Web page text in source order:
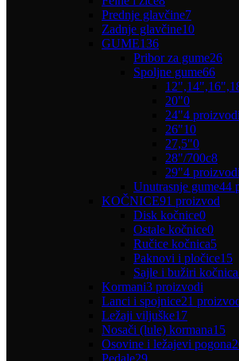
Prednje glavčine7
Zadnje glavčine10
GUME136
Pribor za gume26
Spoljne gume66
20"0
24"4 proizvodi
26"10
27,5"0
28"/700c8
29"4 proizvodi
Unutrasnje gume44
KOČNICE91 proizvod
Disk kočnice0
Ostale kočnice0
Ručice kočnica5
Paknovi i pločice15
Sajle i bužiri kočnica
Kormani3 proizvodi
Lanci i spojnice21
Ležaji viljuške17
Nosači (lule) kormana15
Osovine i ležajevi pogona
Pedale29